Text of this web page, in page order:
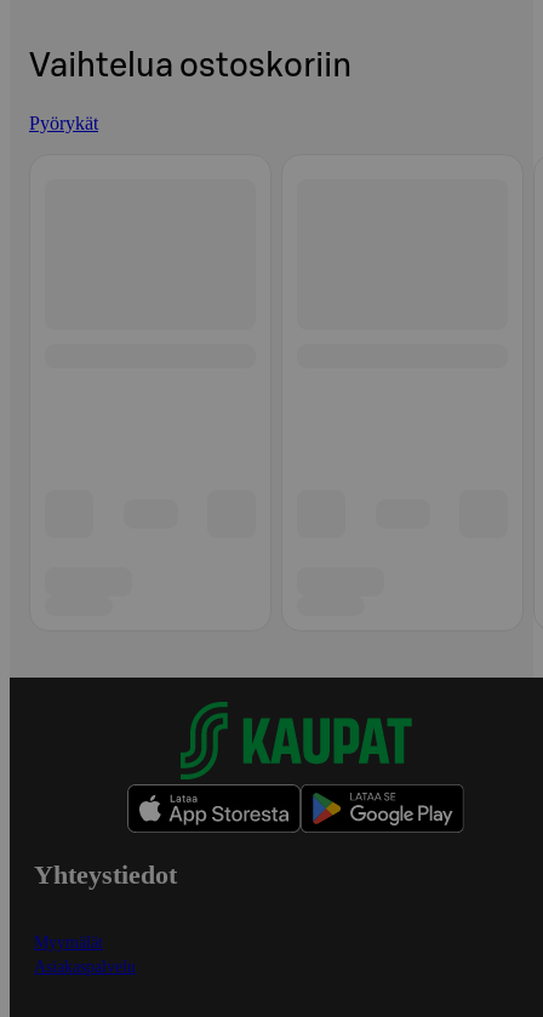
Vaihtelua ostoskoriin
Pyörykät
Yhteystiedot
Myymälät
Asiakaspalvelu